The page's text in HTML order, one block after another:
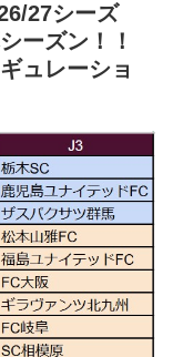
27シーズ
ーズン！！
ュレーショ